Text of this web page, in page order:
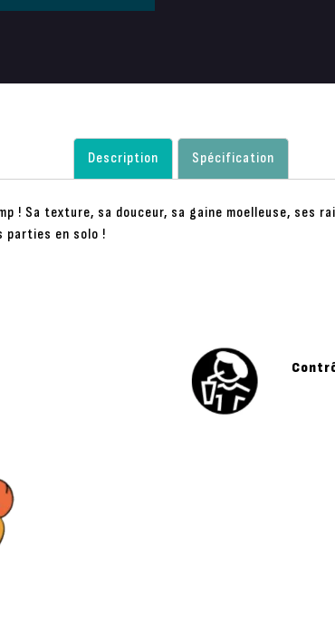
Description Spécification
! Sa texture, sa douceur, sa gaine moelleuse, ses
parties en solo !